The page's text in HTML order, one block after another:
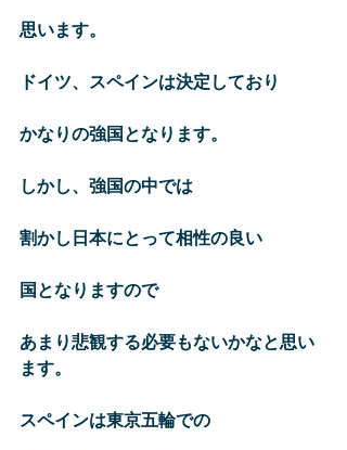
思います。
ドイツ、スペインは決定しており
かなりの強国となります。
しかし、強国の中では
割かし日本にとって相性の良い
国となりますので
あまり悲観する必要もないかなと思い
ます。
スペインは東京五輪での